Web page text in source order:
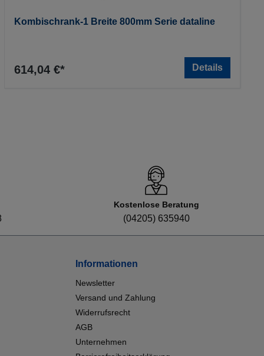
Kombischrank-1 Breite 800mm Serie dataline
614,04 €* Details
Kostenlose Beratung
(04205) 635940
Informationen
Newsletter
Versand und Zahlung
Widerrufsrecht
AGB
Unternehmen